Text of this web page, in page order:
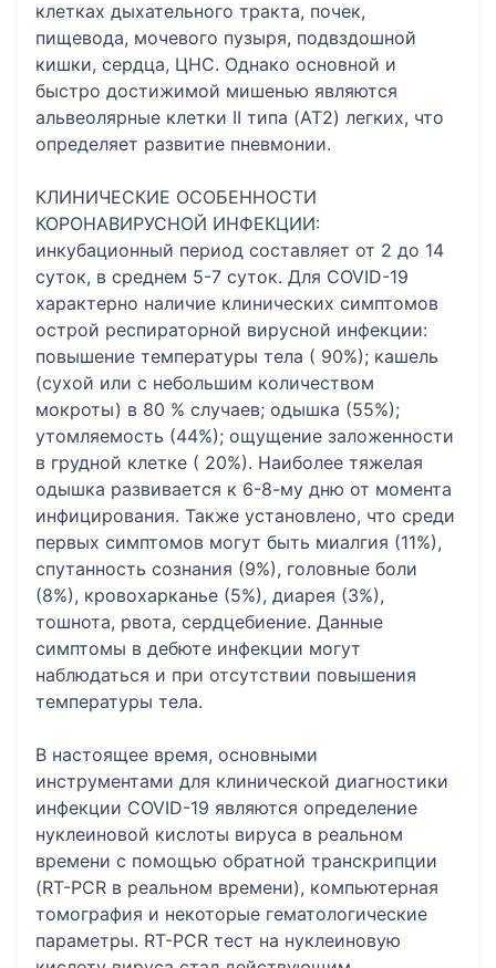
клетках дыхательного тракта, почек,
пищевода, мочевого пузыря, подвздошной
кишки, сердца, ЦНС. Однако основной и
быстро достижимой мишенью являются
альвеолярные клетки II типа (AT2) легких, что
определяет развитие пневмонии.
КЛИНИЧЕСКИЕ ОСОБЕННОСТИ
КОРОНАВИРУСНОЙ ИНФЕКЦИИ:
инкубационный период составляет от 2 до 14
суток, в среднем 5-7 суток. Для COVID-19
характерно наличие клинических симптомов
острой респираторной вирусной инфекции:
повышение температуры тела ( 90%); кашель
(сухой или с небольшим количеством
мокроты) в 80 % случаев; одышка (55%);
утомляемость (44%); ощущение заложенности
в грудной клетке ( 20%). Наиболее тяжелая
одышка развивается к 6-8-му дню от момента
инфицирования. Также установлено, что среди
первых симптомов могут быть миалгия (11%),
спутанность сознания (9%), головные боли
(8%), кровохарканье (5%), диарея (3%),
тошнота, рвота, сердцебиение. Данные
симптомы в дебюте инфекции могут
наблюдаться и при отсутствии повышения
температуры тела.
В настоящее время, основными
инструментами для клинической диагностики
инфекции COVID-19 являются определение
нуклеиновой кислоты вируса в реальном
времени с помощью обратной транскрипции
(RT-PCR в реальном времени), компьютерная
томография и некоторые гематологические
параметры. RT-PCR тест на нуклеиновую